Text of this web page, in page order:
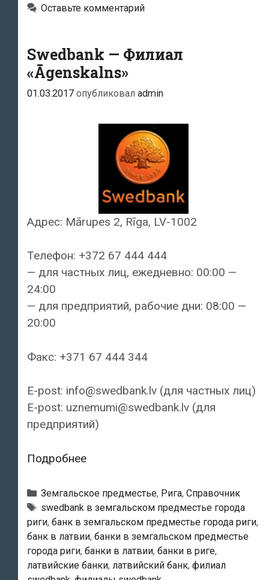
Оставьте комментарий
Swedbank — Филиал
«Āgenskalns»
01.03.2017 опубликовал admin
Адрес: Mārupes 2, Rīga, LV-1002
Телефон: +372 67 444 444
— для частных лиц, ежедневно: 00:00 —
24:00
— для предприятий, рабочие дни: 08:00 —
20:00
Факс: +371 67 444 344
E-post: info@swedbank.lv (для частных лиц)
E-post: uznemumi@swedbank.lv (для
предприятий)
ПодробнееSwedbank
Филиал
«Āgenskalns»
Рубрики
Земгальское предместье, Рига, Справочник
Тэги
swedbank в земгальском предместье города
риги, банк в земгальском предместье города риги,
банк в латвии, банки в земгальском предместье
города риги, банки в латвии, банки в риге,
латвийские банки, латвийский банк, филиал